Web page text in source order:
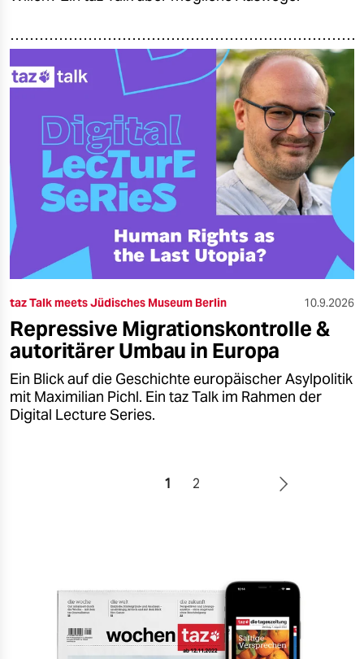
taz Talk meets Jüdisches Museum Berlin 10.9.2026
Repressive Migrationskontrolle &
autoritärer Umbau in Europa
Ein Blick auf die Geschichte europäischer Asylpolitik
mit Maximilian Pichl. Ein taz Talk im Rahmen der
Digital Lecture Series.
1 2